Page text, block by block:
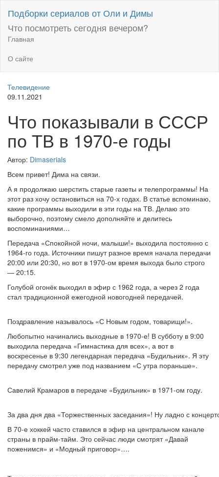
содержимому
Подборки сериалов от Оли и Димы
Что посмотреть сегодня вечером?
Главная
О сайте
Телевидение
09.11.2021
Что показывали в СССР
по ТВ в 1970-е годы
Автор: Dimaserials
Всем привет! Дима на связи.
А я продолжаю шерстить старые газеты и телепрограммы! На
этот раз хочу остановиться на 70-х годах. В статье вспоминаю,
какие программы выходили в эти годы на ТВ. Делаю это
выборочно, поэтому смело дополняйте и делитесь
воспоминаниями…
Передача «Спокойной ночи, малыши!» выходила постоянно с
1964-го года. Источники пишут разное время начала передачи
20:00 или 20:30, но вот в 1970-ом время выхода было строго
— 20:15.
Голубой огонёк выходил в эфир с 1962 года, а через 2 года
стал традиционной ежегодной новогодней передачей.
Поздравление называлось «С Новым годом, товарищи!».
Любопытно начинались выходные в 1970-е! В субботу в 9:00
выходила передача «Гимнастика для всех», а вот в
воскресенье в 9:30 легендарная передача «Будильник». Я эту
передачу смотрел уже под названием «С утра пораньше».
Савелий Крамаров в передаче «Будильник» в 1971-ом году.
За два дня два «Торжественных заседания»! Ну ладно с
В 70-е хоккей часто ставился в эфир на центральном канале
страны в прайм-тайм. Это сейчас люди смотрят «Давай
поженимся» и «Модный приговор»….